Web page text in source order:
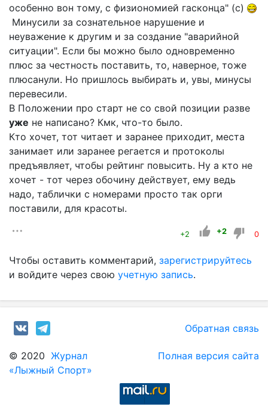
особенно вон тому, с физиономией гасконца" (с)
Минусили за сознательное нарушение и
неуважение к другим и за создание "аварийной
ситуации". Если бы можно было одновременно
плюс за честность поставить, то, наверное, тоже
плюсанули. Но пришлось выбирать и, увы, минусы
перевесили.
В Положении про старт не со свой позиции разве
уже не написано? Кмк, что-то было.
Кто хочет, тот читает и заранее приходит, места
занимает или заранее регается и протоколы
предъявляет, чтобы рейтинг повысить. Ну а кто не
хочет - тот через обочину действует, ему ведь
надо, таблички с номерами просто так орги
поставили, для красоты.
+2 +2 0
Чтобы оставить комментарий, зарегистрируйтесь
и войдите через свою учетную запись.
Обратная связь
© 2020 Журнал
«Лыжный Спорт»
Полная версия сайта